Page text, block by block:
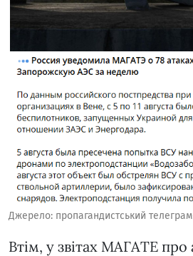
Джерело: пропагандистський
Втім, у звітах МАГАТЕ про